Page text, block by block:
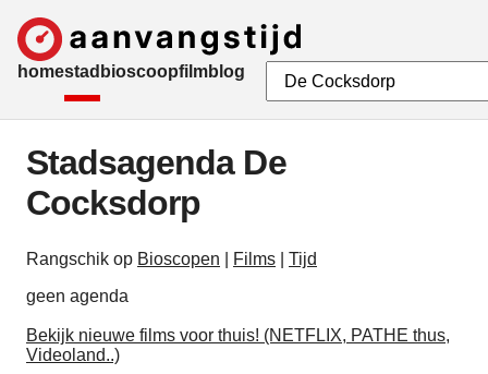
homestad bioscoopfilmblog
Stadsagenda De
Cocksdorp
Rangschik op Bioscopen Films
Tijd
geen agenda
Bekijk nieuwe films voor thuis! (NETFLIX, PATHE thus,
Videoland..)